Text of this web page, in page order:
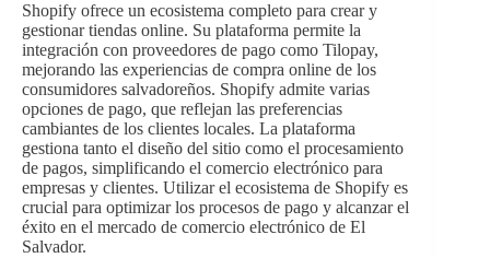
Shopify ofrece un ecosistema completo para crear y
gestionar tiendas online. Su plataforma permite la
integración con proveedores de pago como Tilopay,
mejorando las experiencias de compra online de los
consumidores salvadoreños. Shopify admite varias
opciones de pago, que reflejan las preferencias
cambiantes de los clientes locales. La plataforma
gestiona tanto el diseño del sitio como el procesamiento
de pagos, simplificando el comercio electrónico para
empresas y clientes. Utilizar el ecosistema de Shopify es
crucial para optimizar los procesos de pago y alcanzar el
éxito en el mercado de comercio electrónico de El
Salvador.